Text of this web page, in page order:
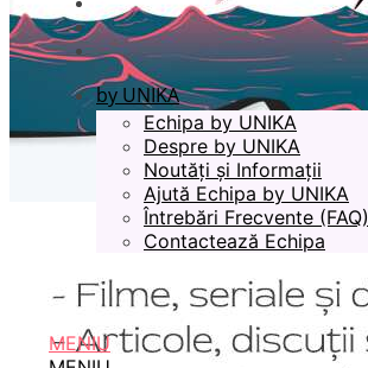
by UNIKA
Echipa by UNIKA
Despre by UNIKA
Noutăți și Informații
Ajută Echipa by UNIKA
Întrebări Frecvente (FAQ)
Contactează Echipa
MENIU